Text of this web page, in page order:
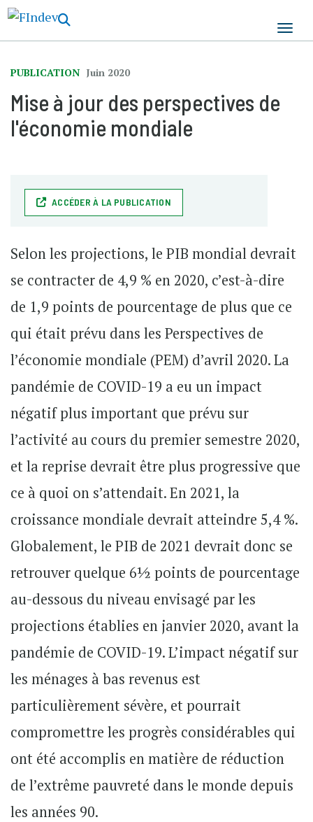
PUBLICATION Juin 2020
Mise à jour des perspectives de
l'économie mondiale
ACCÉDER À LA PUBLICATION
Selon les projections, le PIB mondial devrait
se contracter de 4,9 % en 2020, c’est-à-dire
de 1,9 points de pourcentage de plus que ce
qui était prévu dans les Perspectives de
l’économie mondiale (PEM) d’avril 2020. La
pandémie de COVID-19 a eu un impact
négatif plus important que prévu sur
l’activité au cours du premier semestre 2020,
et la reprise devrait être plus progressive que
ce à quoi on s’attendait. En 2021, la
croissance mondiale devrait atteindre 5,4 %.
Globalement, le PIB de 2021 devrait donc se
retrouver quelque 6½ points de pourcentage
au-dessous du niveau envisagé par les
projections établies en janvier 2020, avant la
pandémie de COVID-19. L’impact négatif sur
les ménages à bas revenus est
particulièrement sévère, et pourrait
compromettre les progrès considérables qui
ont été accomplis en matière de réduction
de l’extrême pauvreté dans le monde depuis
les années 90.